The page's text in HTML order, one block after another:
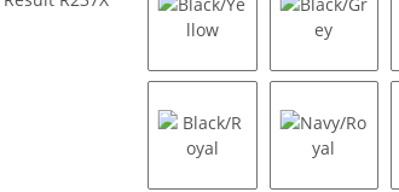
Black/Yellow Black/